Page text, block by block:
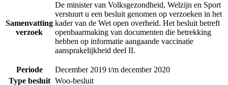
Samenvatting
verzoek
De minister van Volksgezondheid, Welzijn en Sport
verstuurt u een besluit genomen op verzoeken in het
kader van de Wet open overheid. Het besluit betreft
openbaarmaking van documenten die betrekking
hebben op informatie aangaande vaccinatie
aansprakelijkheid deel II.
Periode
December 2019 t/m december 2020
Type besluit Woo-besluit